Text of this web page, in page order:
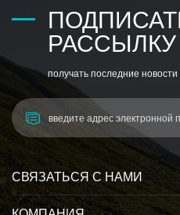
РАССЫЛКУ
получать последние
СВЯЗАТЬСЯ С НАМИ